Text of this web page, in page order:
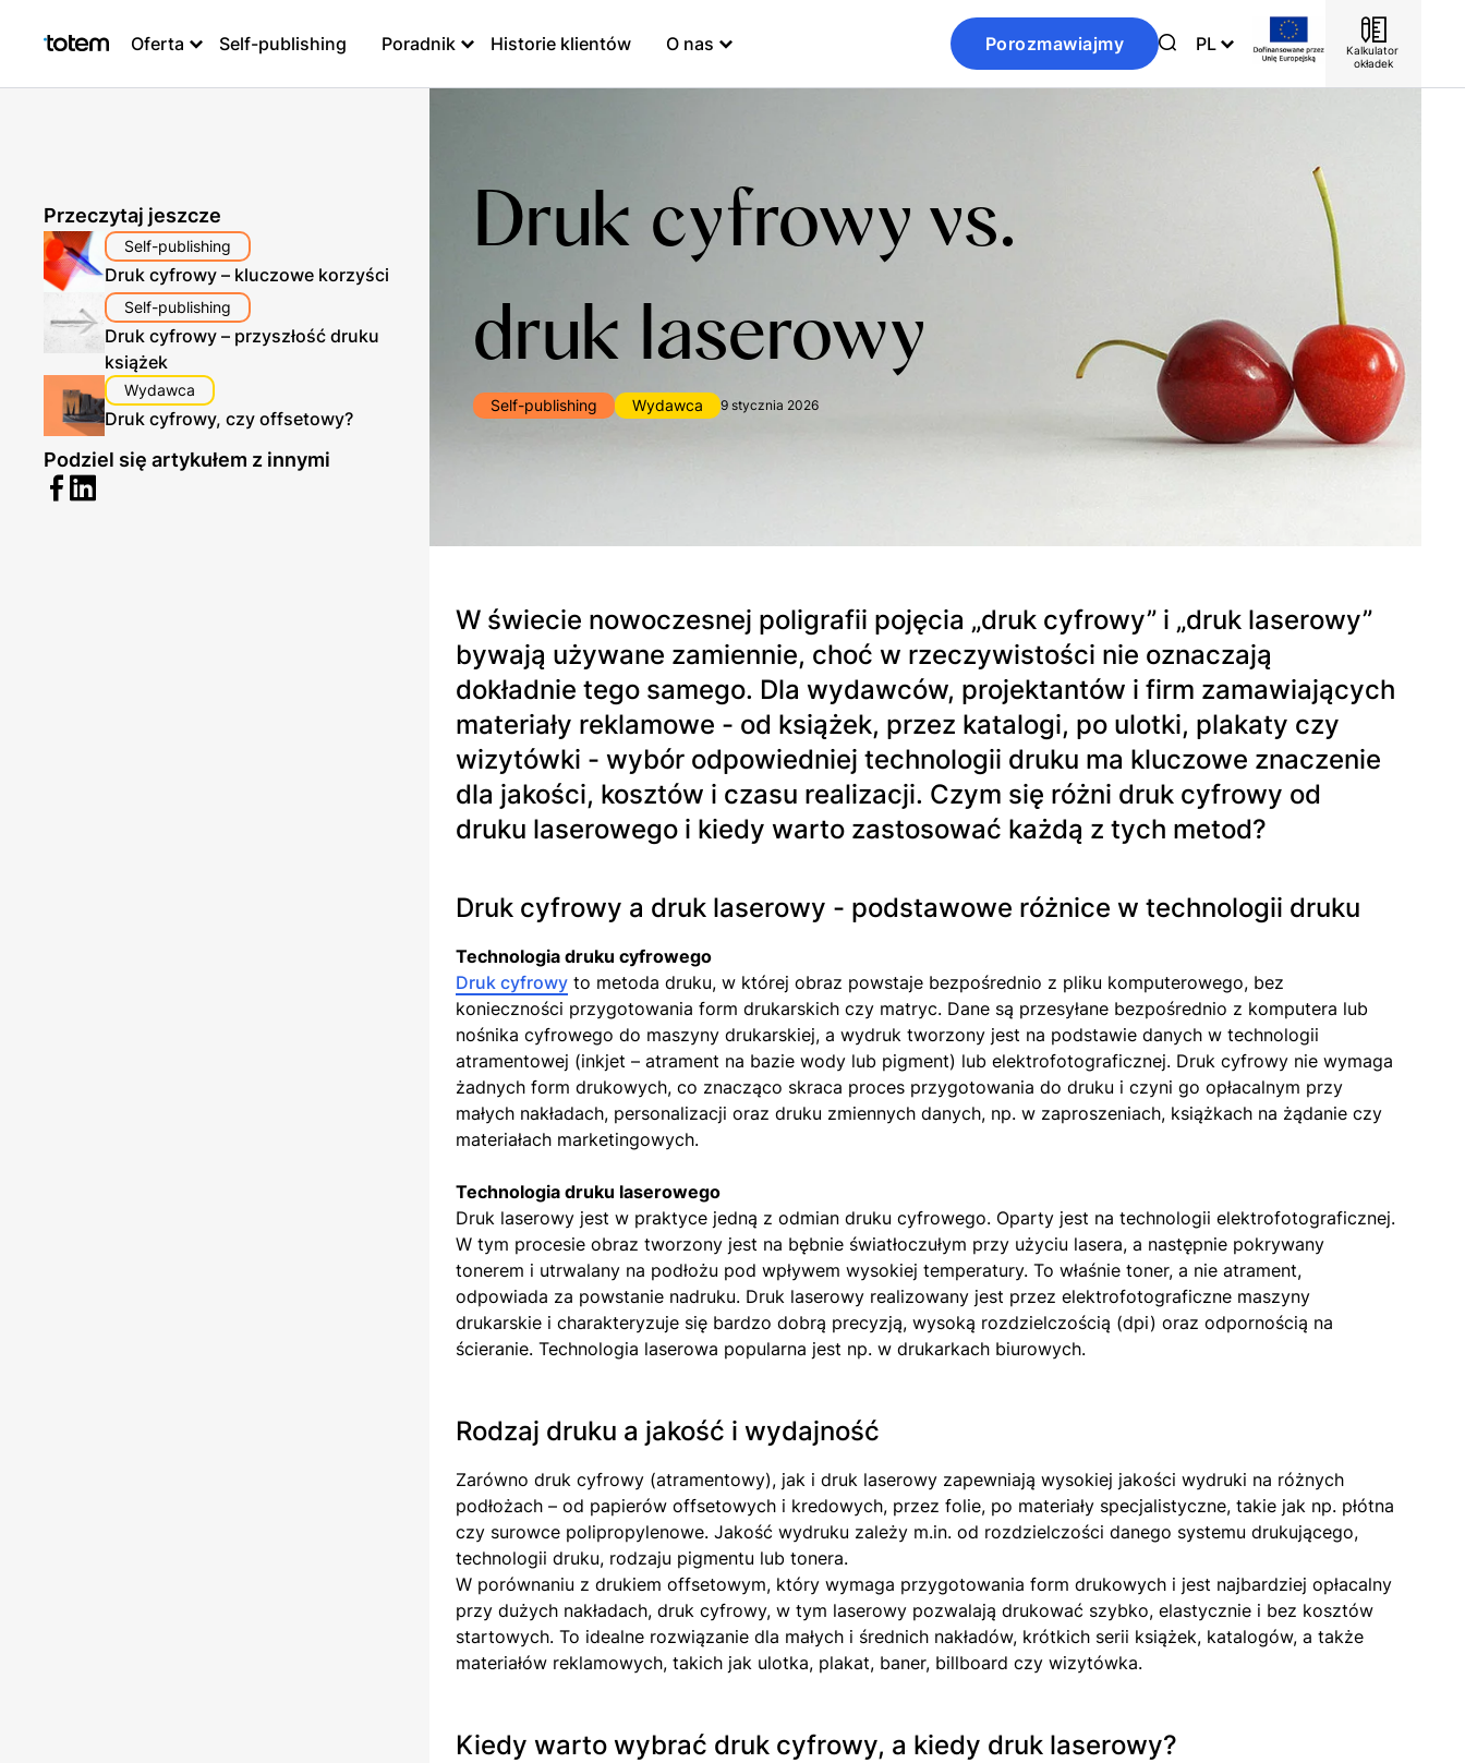
Oferta Self-publishing Poradnik Historie klientów O nas Porozmawiajmy PL
Kalkulator
okładek
Przeczytaj jeszcze
Self-publishing
Druk cyfrowy – kluczowe korzyści
Self-publishing
Druk cyfrowy – przyszłość druku
książek
Wydawca
Druk cyfrowy, czy offsetowy?
Podziel się artykułem z innymi
Druk cyfrowy vs.
druk laserowy
Self-publishing Wydawca 9 stycznia 2026
W świecie nowoczesnej poligrafii pojęcia „druk cyfrowy” i „druk laserowy”
bywają używane zamiennie, choć w rzeczywistości nie oznaczają
dokładnie tego samego. Dla wydawców, projektantów i firm zamawiających
materiały reklamowe - od książek, przez katalogi, po ulotki, plakaty czy
wizytówki - wybór odpowiedniej technologii druku ma kluczowe znaczenie
dla jakości, kosztów i czasu realizacji. Czym się różni druk cyfrowy od
druku laserowego i kiedy warto zastosować każdą z tych metod?
Druk cyfrowy a druk laserowy - podstawowe różnice w technologii druku
Technologia druku cyfrowego
Druk cyfrowy to metoda druku, w której obraz powstaje bezpośrednio z pliku komputerowego, bez
konieczności przygotowania form drukarskich czy matryc. Dane są przesyłane bezpośrednio z komputera lub
nośnika cyfrowego do maszyny drukarskiej, a wydruk tworzony jest na podstawie danych w technologii
atramentowej (inkjet – atrament na bazie wody lub pigment) lub elektrofotograficznej. Druk cyfrowy nie wymaga
żadnych form drukowych, co znacząco skraca proces przygotowania do druku i czyni go opłacalnym przy
małych nakładach, personalizacji oraz druku zmiennych danych, np. w zaproszeniach, książkach na żądanie czy
materiałach marketingowych.
Technologia druku laserowego
Druk laserowy jest w praktyce jedną z odmian druku cyfrowego. Oparty jest na technologii elektrofotograficznej.
W tym procesie obraz tworzony jest na bębnie światłoczułym przy użyciu lasera, a następnie pokrywany
tonerem i utrwalany na podłożu pod wpływem wysokiej temperatury. To właśnie toner, a nie atrament,
odpowiada za powstanie nadruku. Druk laserowy realizowany jest przez elektrofotograficzne maszyny
drukarskie i charakteryzuje się bardzo dobrą precyzją, wysoką rozdzielczością (dpi) oraz odpornością na
ścieranie. Technologia laserowa popularna jest np. w drukarkach biurowych.
Rodzaj druku a jakość i wydajność
Zarówno druk cyfrowy (atramentowy), jak i druk laserowy zapewniają wysokiej jakości wydruki na różnych
podłożach – od papierów offsetowych i kredowych, przez folie, po materiały specjalistyczne, takie jak np. płótna
czy surowce polipropylenowe. Jakość wydruku zależy m.in. od rozdzielczości danego systemu drukującego,
technologii druku, rodzaju pigmentu lub tonera.
W porównaniu z drukiem offsetowym, który wymaga przygotowania form drukowych i jest najbardziej opłacalny
przy dużych nakładach, druk cyfrowy, w tym laserowy pozwalają drukować szybko, elastycznie i bez kosztów
startowych. To idealne rozwiązanie dla małych i średnich nakładów, krótkich serii książek, katalogów, a także
materiałów reklamowych, takich jak ulotka, plakat, baner, billboard czy wizytówka.
Kiedy warto wybrać druk cyfrowy, a kiedy druk laserowy?